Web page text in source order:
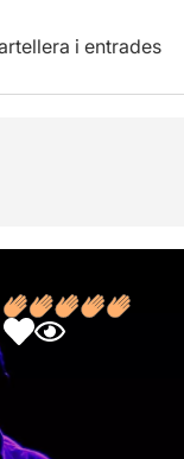
i entrades
Fotos i vídeos